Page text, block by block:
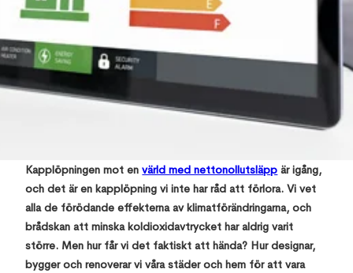
Kapplöpningen mot envärld med nettonollutsläpp är igång,
och det är en kapplöpning vi inte har råd att förlora. Vi vet
alla de förödande effekterna av klimatförändringarna, och
brådskan att minska koldioxidavtrycket har aldrig varit
större. Men hur får vi det faktiskt att hända? Hur designar,
bygger och renoverar vi våra städer och hem för att vara